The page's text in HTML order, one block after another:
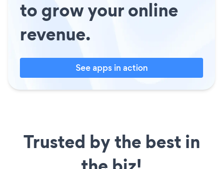
to grow your online
revenue.
See apps in action
Trusted by the best in